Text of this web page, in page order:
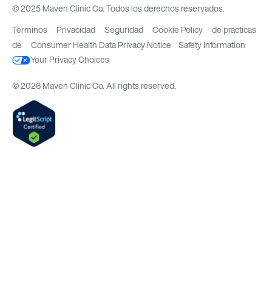
© 2025 Maven Clinic Co. Todos los derechos reservados.
Términos Privacidad Seguridad Cookie Policy
de prácticas
de
Consumer Health Data Privacy Notice
Safety Information
Your Privacy Choices
© 2026 Maven Clinic Co. All rights reserved.